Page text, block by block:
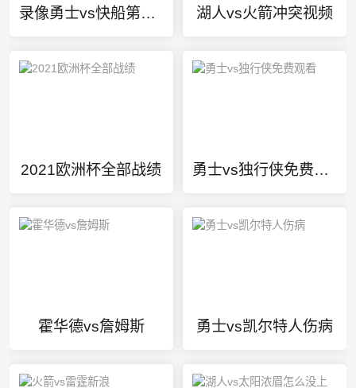
录像勇士vs快船第四场 湖人vs火箭冲突视频
2021欧洲杯全部战绩 勇士vs独行侠免费观看
霍华德vs詹姆斯 勇士vs凯尔特人伤病